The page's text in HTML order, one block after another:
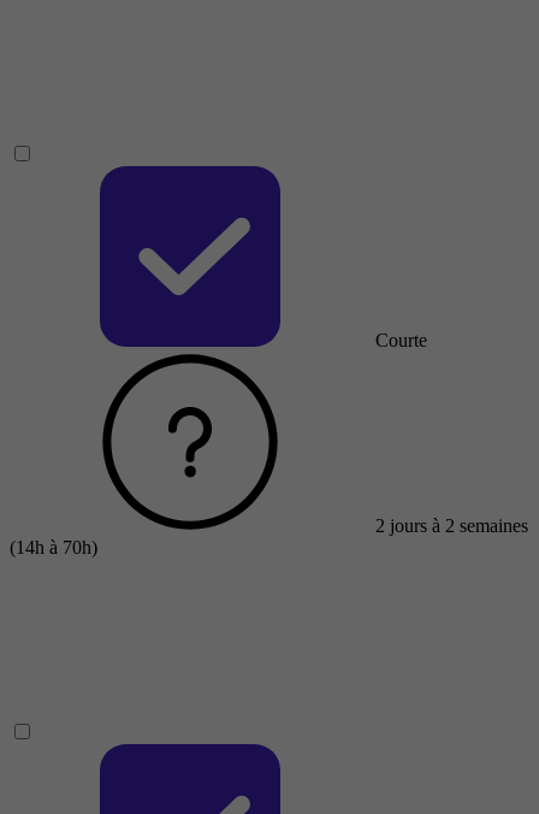
Courte
2 jours à 2 semaines
(14h à 70h)